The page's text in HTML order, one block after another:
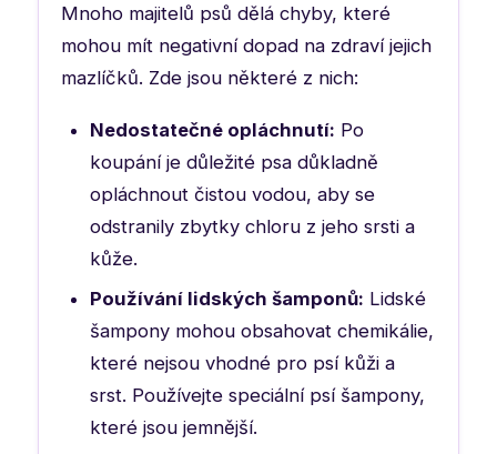
Mnoho majitelů psů dělá chyby, které
mohou mít negativní dopad na zdraví jejich
mazlíčků. Zde jsou některé z nich:
Nedostatečné opláchnutí: Po
koupání je důležité psa důkladně
opláchnout čistou vodou, aby se
odstranily zbytky chloru z jeho srsti a
kůže.
Používání lidských šamponů: Lidské
šampony mohou obsahovat chemikálie,
které nejsou vhodné pro psí kůži a
srst. Používejte speciální psí šampony,
které jsou jemnější.